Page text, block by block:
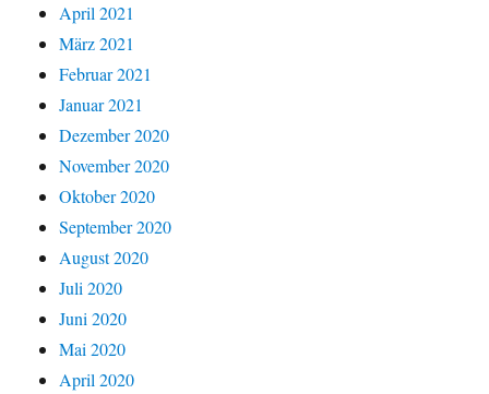
April 2021
März 2021
Februar 2021
Januar 2021
Dezember 2020
November 2020
Oktober 2020
September 2020
August 2020
Juli 2020
Juni 2020
Mai 2020
April 2020